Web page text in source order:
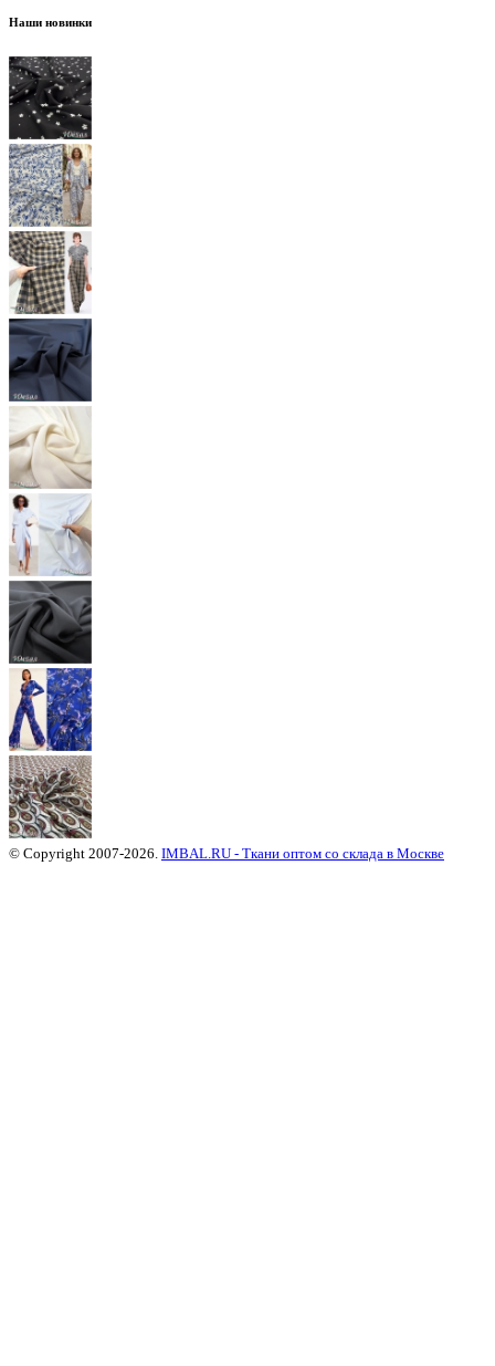
Наши новинки
© Copyright 2007-2026. IMBAL.RU - Ткани оптом со склада в Москве